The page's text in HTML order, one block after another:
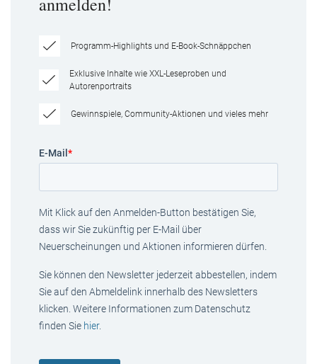
Programm-Highlights und E-Book-Schnäppchen
Exklusive Inhalte wie XXL-Leseproben und
Autorenportraits
Gewinnspiele, Community-Aktionen und vieles mehr
E-Mail *
Mit Klick auf den Anmelden-Button bestätigen Sie,
dass wir Sie zukünftig per E-Mail über
Neuerscheinungen und Aktionen informieren dürfen.
Sie können den Newsletter jederzeit abbestellen, indem
Sie auf den Abmeldelink innerhalb des Newsletters
klicken. Weitere Informationen zum Datenschutz
finden Sie hier.